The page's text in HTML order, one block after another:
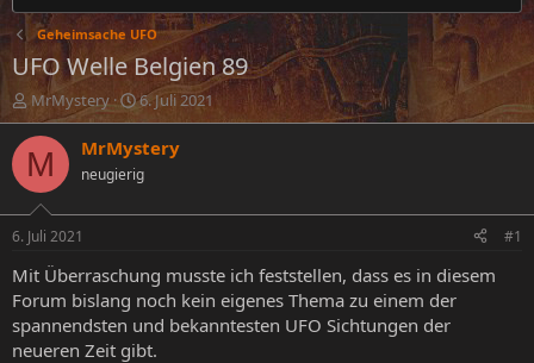
Geheimsache UFO
UFO Welle Belgien 89
E
r
s
t
l
e
r
MrMystery
E
r
s
e
a
m
6. Juli 2021
M MrMystery
neugierig
6. Juli 2021 #1
Mit Überraschung musste ich feststellen, dass es in diesem
Forum bislang noch kein eigenes Thema zu einem der
spannendsten und bekanntesten UFO Sichtungen der
neueren Zeit gibt.